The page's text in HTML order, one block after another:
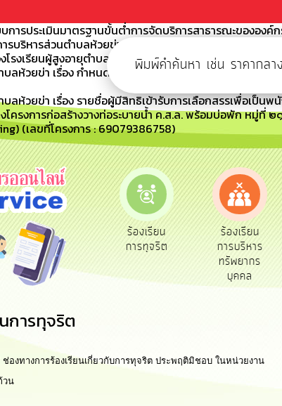
บการประเมินมาตรฐานขั้นต่ำการจัดบริการสาธารณะขององ
รบริหารส่วนตำบลห้วยข่า
รงเรียนผู้สูงอายุตำบลห้วยข่า รุ่นที่ 2 ประจำปี 2567
ลห้วยข่า เรื่อง กำหนดวัน เวลา สถานที่สอบ และระเบียบเกี่ย
ลห้วยข่า เรื่อง รายชื่อผู้มีสิทธิเข้ารับการเลือกสรรเพื่อเป็นพ
งโครงการก่อสร้างวางท่อระบายน้ำ ค.ส.ล. พร้อมบ่อพัก หมู่ที่
(เลขที่โครงการ : 69079386758)
ร้องเรียน
ร้องทุกข์
ร้องเรียน
การทุจริต
ร้องเรียน
การบริหาร
ทรัพยากร
บุคคล
การทุจริต
ช่องทางการร้องเรียนเกี่ยวกับการทุจริต ประพฤติมิชอบ ในหน่วยงาน
วน